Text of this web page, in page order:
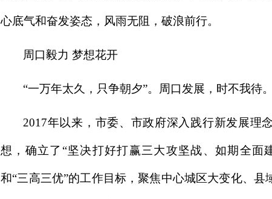
心底气和奋发姿态，风雨无阻，破浪前行。
周口毅力 梦想花开
“一万年太久，只争朝夕”。周口发展，时不我待。
2017年以来，市委、市政府深入践行新发展理
想，确立了“坚决打好打赢三大攻坚战、如期全面
和“三高三优”的工作目标，聚焦中心城区大变化、县